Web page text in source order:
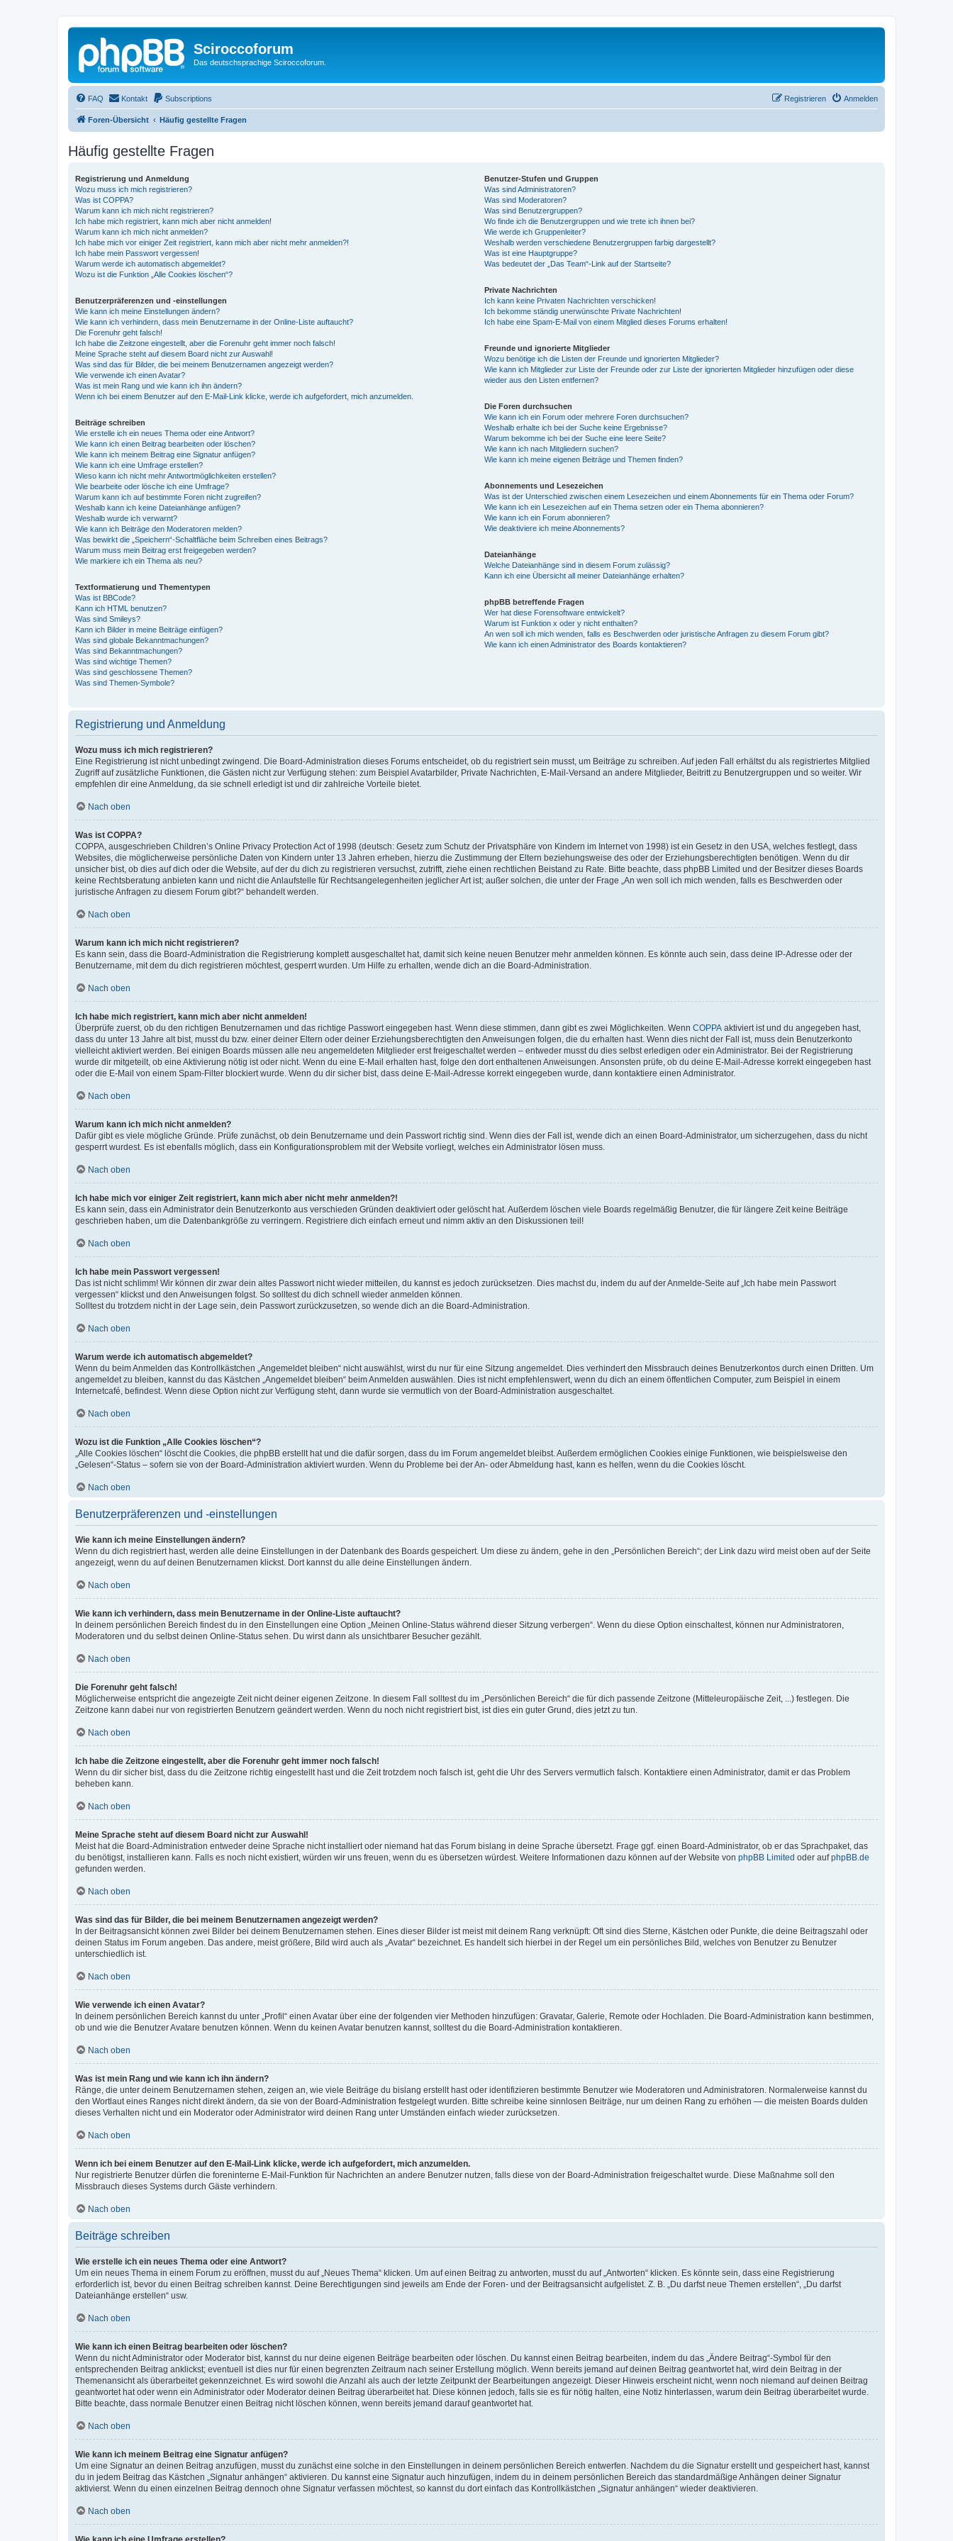
Sciroccoforum
Das deutschsprachige Sciroccoforum.
FAQ Kontakt Subscriptions Anmelden
Registrieren
Foren-Übersicht Häufig gestellte Fragen
Häufig gestellte Fragen
Registrierung und Anmeldung
Wozu muss ich mich registrieren?
Was ist COPPA?
Warum kann ich mich nicht registrieren?
Ich habe mich registriert, kann mich aber nicht anmelden!
Warum kann ich mich nicht anmelden?
Ich habe mich vor einiger Zeit registriert, kann mich aber nicht mehr anmelden?!
Ich habe mein Passwort vergessen!
Warum werde ich automatisch abgemeldet?
Wozu ist die Funktion „Alle Cookies löschen“?
Benutzerpräferenzen und -einstellungen
Wie kann ich meine Einstellungen ändern?
Wie kann ich verhindern, dass mein Benutzername in der Online-Liste auftaucht?
Die Forenuhr geht falsch!
Ich habe die Zeitzone eingestellt, aber die Forenuhr geht immer noch falsch!
Meine Sprache steht auf diesem Board nicht zur Auswahl!
Was sind das für Bilder, die bei meinem Benutzernamen angezeigt werden?
Wie verwende ich einen Avatar?
Was ist mein Rang und wie kann ich ihn ändern?
Wenn ich bei einem Benutzer auf den E-Mail-Link klicke, werde ich aufgefordert, mich anzumelden.
Beiträge schreiben
Wie erstelle ich ein neues Thema oder eine Antwort?
Wie kann ich einen Beitrag bearbeiten oder löschen?
Wie kann ich meinem Beitrag eine Signatur anfügen?
Wie kann ich eine Umfrage erstellen?
Wieso kann ich nicht mehr Antwortmöglichkeiten erstellen?
Wie bearbeite oder lösche ich eine Umfrage?
Warum kann ich auf bestimmte Foren nicht zugreifen?
Weshalb kann ich keine Dateianhänge anfügen?
Weshalb wurde ich verwarnt?
Wie kann ich Beiträge den Moderatoren melden?
Was bewirkt die „Speichern“-Schaltfläche beim Schreiben eines Beitrags?
Warum muss mein Beitrag erst freigegeben werden?
Wie markiere ich ein Thema als neu?
Textformatierung und Thementypen
Was ist BBCode?
Kann ich HTML benutzen?
Was sind Smileys?
Kann ich Bilder in meine Beiträge einfügen?
Was sind globale Bekanntmachungen?
Was sind Bekanntmachungen?
Was sind wichtige Themen?
Was sind geschlossene Themen?
Was sind Themen-Symbole?
Benutzer-Stufen und Gruppen
Was sind Administratoren?
Was sind Moderatoren?
Was sind Benutzergruppen?
Wo finde ich die Benutzergruppen und wie trete ich ihnen bei?
Wie werde ich Gruppenleiter?
Weshalb werden verschiedene Benutzergruppen farbig dargestellt?
Was ist eine Hauptgruppe?
Was bedeutet der „Das Team“-Link auf der Startseite?
Private Nachrichten
Ich kann keine Privaten Nachrichten verschicken!
Ich bekomme ständig unerwünschte Private Nachrichten!
Ich habe eine Spam-E-Mail von einem Mitglied dieses Forums erhalten!
Freunde und ignorierte Mitglieder
Wozu benötige ich die Listen der Freunde und ignorierten Mitglieder?
Wie kann ich Mitglieder zur Liste der Freunde oder zur Liste der ignorierten Mitglieder hinzufügen oder diese
wieder aus den Listen entfernen?
Die Foren durchsuchen
Wie kann ich ein Forum oder mehrere Foren durchsuchen?
Weshalb erhalte ich bei der Suche keine Ergebnisse?
Warum bekomme ich bei der Suche eine leere Seite?
Wie kann ich nach Mitgliedern suchen?
Wie kann ich meine eigenen Beiträge und Themen finden?
Abonnements und Lesezeichen
Was ist der Unterschied zwischen einem Lesezeichen und einem Abonnements für ein Thema oder Forum?
Wie kann ich ein Lesezeichen auf ein Thema setzen oder ein Thema abonnieren?
Wie kann ich ein Forum abonnieren?
Wie deaktiviere ich meine Abonnements?
Dateianhänge
Welche Dateianhänge sind in diesem Forum zulässig?
Kann ich eine Übersicht all meiner Dateianhänge erhalten?
phpBB betreffende Fragen
Wer hat diese Forensoftware entwickelt?
Warum ist Funktion x oder y nicht enthalten?
An wen soll ich mich wenden, falls es Beschwerden oder juristische Anfragen zu diesem Forum gibt?
Wie kann ich einen Administrator des Boards kontaktieren?
Registrierung und Anmeldung
Wozu muss ich mich registrieren?
Eine Registrierung ist nicht unbedingt zwingend. Die Board-Administration dieses Forums entscheidet, ob du registriert sein musst, um Beiträge zu schreiben. Auf jeden Fall erhältst du als registriertes Mitglied
Zugriff auf zusätzliche Funktionen, die Gästen nicht zur Verfügung stehen: zum Beispiel Avatarbilder, Private Nachrichten, E-Mail-Versand an andere Mitglieder, Beitritt zu Benutzergruppen und so weiter. Wir
empfehlen dir eine Anmeldung, da sie schnell erledigt ist und dir zahlreiche Vorteile bietet.
Nach oben
Was ist COPPA?
COPPA, ausgeschrieben Children’s Online Privacy Protection Act of 1998 (deutsch: Gesetz zum Schutz der Privatsphäre von Kindern im Internet von 1998) ist ein Gesetz in den USA, welches festlegt, dass
Websites, die möglicherweise persönliche Daten von Kindern unter 13 Jahren erheben, hierzu die Zustimmung der Eltern beziehungsweise des oder der Erziehungsberechtigten benötigen. Wenn du dir
unsicher bist, ob dies auf dich oder die Website, auf der du dich zu registrieren versuchst, zutrifft, ziehe einen rechtlichen Beistand zu Rate. Bitte beachte, dass phpBB Limited und der Besitzer dieses Boards
keine Rechtsberatung anbieten kann und nicht die Anlaufstelle für Rechtsangelegenheiten jeglicher Art ist; außer solchen, die unter der Frage „An wen soll ich mich wenden, falls es Beschwerden oder
juristische Anfragen zu diesem Forum gibt?“ behandelt werden.
Nach oben
Warum kann ich mich nicht registrieren?
Es kann sein, dass die Board-Administration die Registrierung komplett ausgeschaltet hat, damit sich keine neuen Benutzer mehr anmelden können. Es könnte auch sein, dass deine IP-Adresse oder der
Benutzername, mit dem du dich registrieren möchtest, gesperrt wurden. Um Hilfe zu erhalten, wende dich an die Board-Administration.
Nach oben
Ich habe mich registriert, kann mich aber nicht anmelden!
Überprüfe zuerst, ob du den richtigen Benutzernamen und das richtige Passwort eingegeben hast. Wenn diese stimmen, dann gibt es zwei Möglichkeiten. Wenn COPPA aktiviert ist und du angegeben hast,
dass du unter 13 Jahre alt bist, musst du bzw. einer deiner Eltern oder deiner Erziehungsberechtigten den Anweisungen folgen, die du erhalten hast. Wenn dies nicht der Fall ist, muss dein Benutzerkonto
vielleicht aktiviert werden. Bei einigen Boards müssen alle neu angemeldeten Mitglieder erst freigeschaltet werden – entweder musst du dies selbst erledigen oder ein Administrator. Bei der Registrierung
wurde dir mitgeteilt, ob eine Aktivierung nötig ist oder nicht. Wenn du eine E-Mail erhalten hast, folge den dort enthaltenen Anweisungen. Ansonsten prüfe, ob du deine E-Mail-Adresse korrekt eingegeben hast
oder die E-Mail von einem Spam-Filter blockiert wurde. Wenn du dir sicher bist, dass deine E-Mail-Adresse korrekt eingegeben wurde, dann kontaktiere einen Administrator.
Nach oben
Warum kann ich mich nicht anmelden?
Dafür gibt es viele mögliche Gründe. Prüfe zunächst, ob dein Benutzername und dein Passwort richtig sind. Wenn dies der Fall ist, wende dich an einen Board-Administrator, um sicherzugehen, dass du nicht
gesperrt wurdest. Es ist ebenfalls möglich, dass ein Konfigurationsproblem mit der Website vorliegt, welches ein Administrator lösen muss.
Nach oben
Ich habe mich vor einiger Zeit registriert, kann mich aber nicht mehr anmelden?!
Es kann sein, dass ein Administrator dein Benutzerkonto aus verschieden Gründen deaktiviert oder gelöscht hat. Außerdem löschen viele Boards regelmäßig Benutzer, die für längere Zeit keine Beiträge
geschrieben haben, um die Datenbankgröße zu verringern. Registriere dich einfach erneut und nimm aktiv an den Diskussionen teil!
Nach oben
Ich habe mein Passwort vergessen!
Das ist nicht schlimm! Wir können dir zwar dein altes Passwort nicht wieder mitteilen, du kannst es jedoch zurücksetzen. Dies machst du, indem du auf der Anmelde-Seite auf „Ich habe mein Passwort
vergessen“ klickst und den Anweisungen folgst. So solltest du dich schnell wieder anmelden können.
Solltest du trotzdem nicht in der Lage sein, dein Passwort zurückzusetzen, so wende dich an die Board-Administration.
Nach oben
Warum werde ich automatisch abgemeldet?
Wenn du beim Anmelden das Kontrollkästchen „Angemeldet bleiben“ nicht auswählst, wirst du nur für eine Sitzung angemeldet. Dies verhindert den Missbrauch deines Benutzerkontos durch einen Dritten. Um
angemeldet zu bleiben, kannst du das Kästchen „Angemeldet bleiben“ beim Anmelden auswählen. Dies ist nicht empfehlenswert, wenn du dich an einem öffentlichen Computer, zum Beispiel in einem
Internetcafé, befindest. Wenn diese Option nicht zur Verfügung steht, dann wurde sie vermutlich von der Board-Administration ausgeschaltet.
Nach oben
Wozu ist die Funktion „Alle Cookies löschen“?
„Alle Cookies löschen“ löscht die Cookies, die phpBB erstellt hat und die dafür sorgen, dass du im Forum angemeldet bleibst. Außerdem ermöglichen Cookies einige Funktionen, wie beispielsweise den
„Gelesen“-Status – sofern sie von der Board-Administration aktiviert wurden. Wenn du Probleme bei der An- oder Abmeldung hast, kann es helfen, wenn du die Cookies löscht.
Nach oben
Benutzerpräferenzen und -einstellungen
Wie kann ich meine Einstellungen ändern?
Wenn du dich registriert hast, werden alle deine Einstellungen in der Datenbank des Boards gespeichert. Um diese zu ändern, gehe in den „Persönlichen Bereich“; der Link dazu wird meist oben auf der Seite
angezeigt, wenn du auf deinen Benutzernamen klickst. Dort kannst du alle deine Einstellungen ändern.
Nach oben
Wie kann ich verhindern, dass mein Benutzername in der Online-Liste auftaucht?
In deinem persönlichen Bereich findest du in den Einstellungen eine Option „Meinen Online-Status während dieser Sitzung verbergen“. Wenn du diese Option einschaltest, können nur Administratoren,
Moderatoren und du selbst deinen Online-Status sehen. Du wirst dann als unsichtbarer Besucher gezählt.
Nach oben
Die Forenuhr geht falsch!
Möglicherweise entspricht die angezeigte Zeit nicht deiner eigenen Zeitzone. In diesem Fall solltest du im „Persönlichen Bereich“ die für dich passende Zeitzone (Mitteleuropäische Zeit, ...) festlegen. Die
Zeitzone kann dabei nur von registrierten Benutzern geändert werden. Wenn du noch nicht registriert bist, ist dies ein guter Grund, dies jetzt zu tun.
Nach oben
Ich habe die Zeitzone eingestellt, aber die Forenuhr geht immer noch falsch!
Wenn du dir sicher bist, dass du die Zeitzone richtig eingestellt hast und die Zeit trotzdem noch falsch ist, geht die Uhr des Servers vermutlich falsch. Kontaktiere einen Administrator, damit er das Problem
beheben kann.
Nach oben
Meine Sprache steht auf diesem Board nicht zur Auswahl!
Meist hat die Board-Administration entweder deine Sprache nicht installiert oder niemand hat das Forum bislang in deine Sprache übersetzt. Frage ggf. einen Board-Administrator, ob er das Sprachpaket, das
du benötigst, installieren kann. Falls es noch nicht existiert, würden wir uns freuen, wenn du es übersetzen würdest. Weitere Informationen dazu können auf der Website von phpBB Limited oder aufphpBB.de
gefunden werden.
Nach oben
Was sind das für Bilder, die bei meinem Benutzernamen angezeigt werden?
In der Beitragsansicht können zwei Bilder bei deinem Benutzernamen stehen. Eines dieser Bilder ist meist mit deinem Rang verknüpft: Oft sind dies Sterne, Kästchen oder Punkte, die deine Beitragszahl oder
deinen Status im Forum angeben. Das andere, meist größere, Bild wird auch als „Avatar“ bezeichnet. Es handelt sich hierbei in der Regel um ein persönliches Bild, welches von Benutzer zu Benutzer
unterschiedlich ist.
Nach oben
Wie verwende ich einen Avatar?
In deinem persönlichen Bereich kannst du unter „Profil“ einen Avatar über eine der folgenden vier Methoden hinzufügen: Gravatar, Galerie, Remote oder Hochladen. Die Board-Administration kann bestimmen,
ob und wie die Benutzer Avatare benutzen können. Wenn du keinen Avatar benutzen kannst, solltest du die Board-Administration kontaktieren.
Nach oben
Was ist mein Rang und wie kann ich ihn ändern?
Ränge, die unter deinem Benutzernamen stehen, zeigen an, wie viele Beiträge du bislang erstellt hast oder identifizieren bestimmte Benutzer wie Moderatoren und Administratoren. Normalerweise kannst du
den Wortlaut eines Ranges nicht direkt ändern, da sie von der Board-Administration festgelegt wurden. Bitte schreibe keine sinnlosen Beiträge, nur um deinen Rang zu erhöhen — die meisten Boards dulden
dieses Verhalten nicht und ein Moderator oder Administrator wird deinen Rang unter Umständen einfach wieder zurücksetzen.
Nach oben
Wenn ich bei einem Benutzer auf den E-Mail-Link klicke, werde ich aufgefordert, mich anzumelden.
Nur registrierte Benutzer dürfen die foreninterne E-Mail-Funktion für Nachrichten an andere Benutzer nutzen, falls diese von der Board-Administration freigeschaltet wurde. Diese Maßnahme soll den
Missbrauch dieses Systems durch Gäste verhindern.
Nach oben
Beiträge schreiben
Wie erstelle ich ein neues Thema oder eine Antwort?
Um ein neues Thema in einem Forum zu eröffnen, musst du auf „Neues Thema“ klicken. Um auf einen Beitrag zu antworten, musst du auf „Antworten“ klicken. Es könnte sein, dass eine Registrierung
erforderlich ist, bevor du einen Beitrag schreiben kannst. Deine Berechtigungen sind jeweils am Ende der Foren- und der Beitragsansicht aufgelistet. Z. B. „Du darfst neue Themen erstellen“, „Du darfst
Dateianhänge erstellen“ usw.
Nach oben
Wie kann ich einen Beitrag bearbeiten oder löschen?
Wenn du nicht Administrator oder Moderator bist, kannst du nur deine eigenen Beiträge bearbeiten oder löschen. Du kannst einen Beitrag bearbeiten, indem du das „Ändere Beitrag“-Symbol für den
entsprechenden Beitrag anklickst; eventuell ist dies nur für einen begrenzten Zeitraum nach seiner Erstellung möglich. Wenn bereits jemand auf deinen Beitrag geantwortet hat, wird dein Beitrag in der
Themenansicht als überarbeitet gekennzeichnet. Es wird sowohl die Anzahl als auch der letzte Zeitpunkt der Bearbeitungen angezeigt. Dieser Hinweis erscheint nicht, wenn noch niemand auf deinen Beitrag
geantwortet hat oder wenn ein Administrator oder Moderator deinen Beitrag überarbeitet hat. Diese können jedoch, falls sie es für nötig halten, eine Notiz hinterlassen, warum dein Beitrag überarbeitet wurde.
Bitte beachte, dass normale Benutzer einen Beitrag nicht löschen können, wenn bereits jemand darauf geantwortet hat.
Nach oben
Wie kann ich meinem Beitrag eine Signatur anfügen?
Um eine Signatur an deinen Beitrag anzufügen, musst du zunächst eine solche in den Einstellungen in deinem persönlichen Bereich entwerfen. Nachdem du die Signatur erstellt und gespeichert hast, kannst
du in jedem Beitrag das Kästchen „Signatur anhängen“ aktivieren. Du kannst eine Signatur auch hinzufügen, indem du in deinem persönlichen Bereich das standardmäßige Anhängen deiner Signatur
aktivierst. Wenn du einen einzelnen Beitrag dennoch ohne Signatur verfassen möchtest, so kannst du dort einfach das Kontrollkästchen „Signatur anhängen“ wieder deaktivieren.
Nach oben